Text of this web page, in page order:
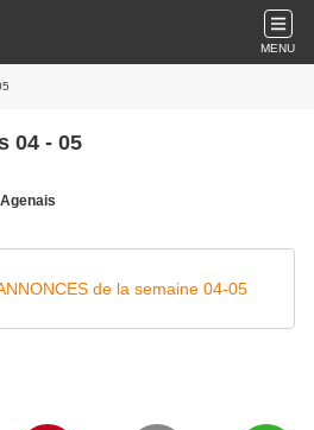
MENU
04 - 05
de la semaine 04-05